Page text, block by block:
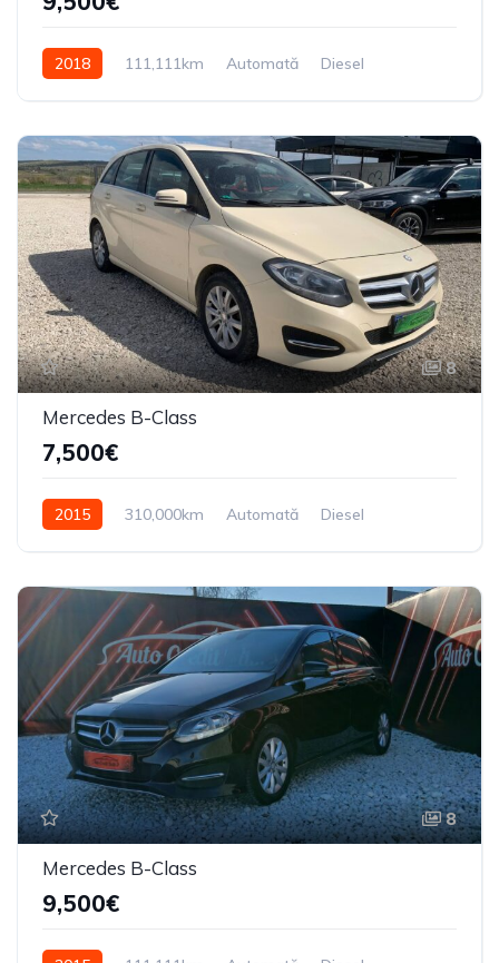
2018 111,111km Automată
Diesel
8
Mercedes B-Class
7,500€
2015 310,000km Automată
Diesel
8
Mercedes B-Class
9,500€